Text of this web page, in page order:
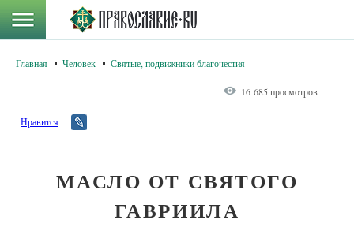
Главная Человек Святые, подвижники благочестия
16 685 просмотров
Нравится
МАСЛО ОТ СВЯТОГО
ГАВРИИЛА